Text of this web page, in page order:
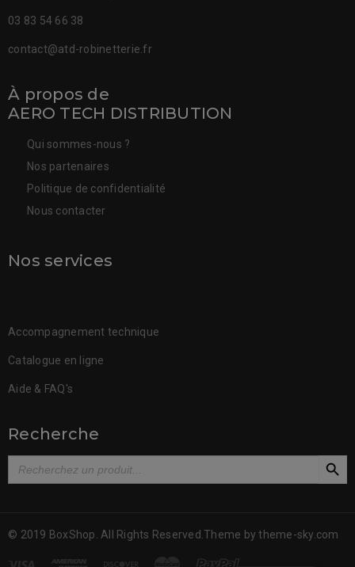
03 83 54 66 38
contact@atd-robinetterie.fr
À propos de
AERO TECH DISTRIBUTION
Qui sommes-nous ?
Nos partenaires
Politique de confidentialité
Nous contacter
Nos services
Accompagnement technique
Catalogue en ligne
Aide & FAQ's
Recherche
Search
for:
SEARCH
© 2019 BoxShop. All Rights Reserved.Theme bytheme-sky.com